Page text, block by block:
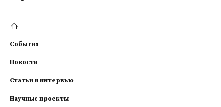
События
Новости
Статьи и интервью
Научные проекты